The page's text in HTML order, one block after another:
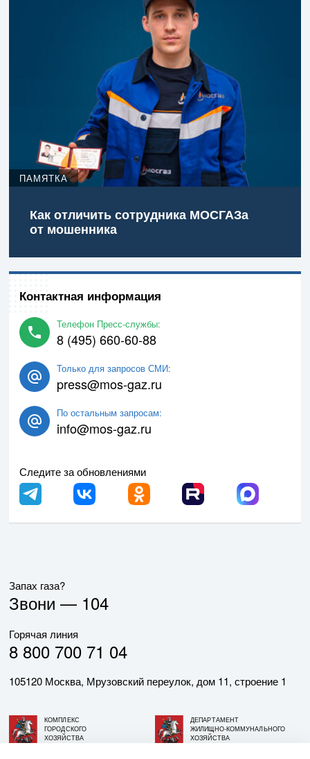
ПАМЯТКА
Как отличить сотрудника МОСГАЗа
от мошенника
Контактная информация
Телефон Пресс-службы:
8 (495) 660-60-88
Только для запросов СМИ:
press@mos-gaz.ru
По остальным запросам:
info@mos-gaz.ru
Следите за обновлениями
Запах газа?
Звони — 104
Горячая линия
8 800 700 71 04
105120 Москва, Мрузовский переулок, дом 11, строение 1
КОМПЛЕКС
ГОРОДСКОГО
ХОЗЯЙСТВА
ДЕПАРТАМЕНТ
ЖИЛИЩНО-КОММУНАЛЬНОГО
ХОЗЯЙСТВА